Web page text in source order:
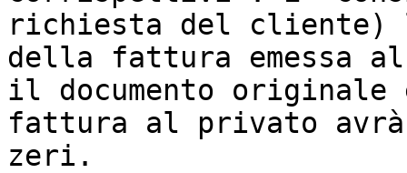
richiesta del cliente)
della fattura emessa
il documento
fattura al privato
zeri.